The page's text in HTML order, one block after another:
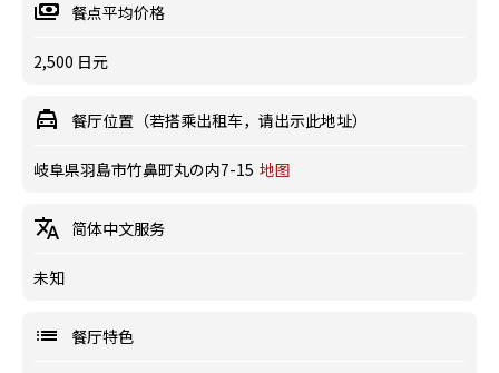
餐点平均价格
2,500 日元
餐厅位置（若搭乘出租车，请出示此地址）
岐阜県羽島市竹鼻町丸の内7-15 地图
简体中文服务
未知
餐厅特色